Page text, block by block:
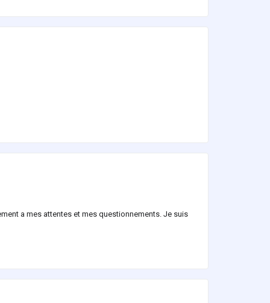
a mes attentes et mes questionnements. Je suis